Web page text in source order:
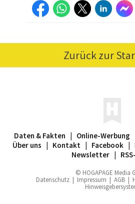
Zurück zur
Daten & Fakten | Online-Werbung
Über uns | Kontakt | Facebook |
Newsletter |
© HOGAPAGE Media
Datenschutz | Impressum | AGB |